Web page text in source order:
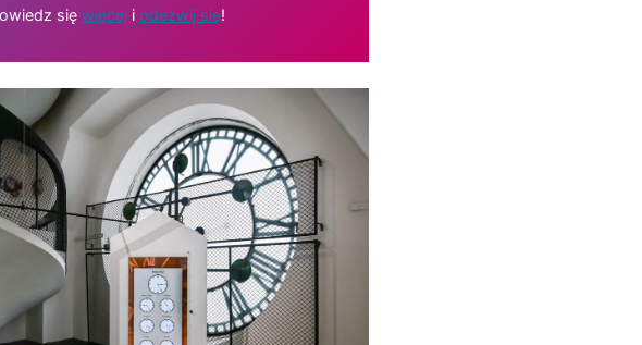
się więcej i odezwij się!